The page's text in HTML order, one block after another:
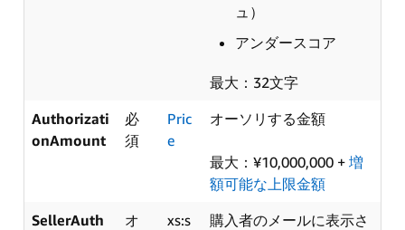
ュ）
アンダースコア
最大：32文字
Authorizati
onAmount
必
須
Pric
e
オーソリする金額
最大：¥10,000,000 + 増
額可能な上限金額
SellerAuth
オ
xs:s
購入者のメールに表示さ